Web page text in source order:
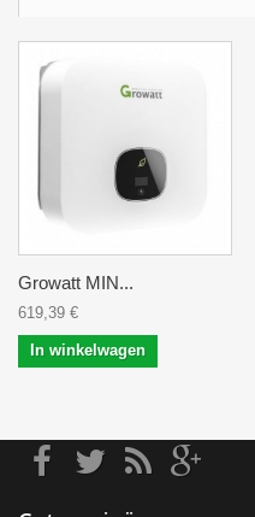
Growatt MIN...
619,39 €
In winkelwagen